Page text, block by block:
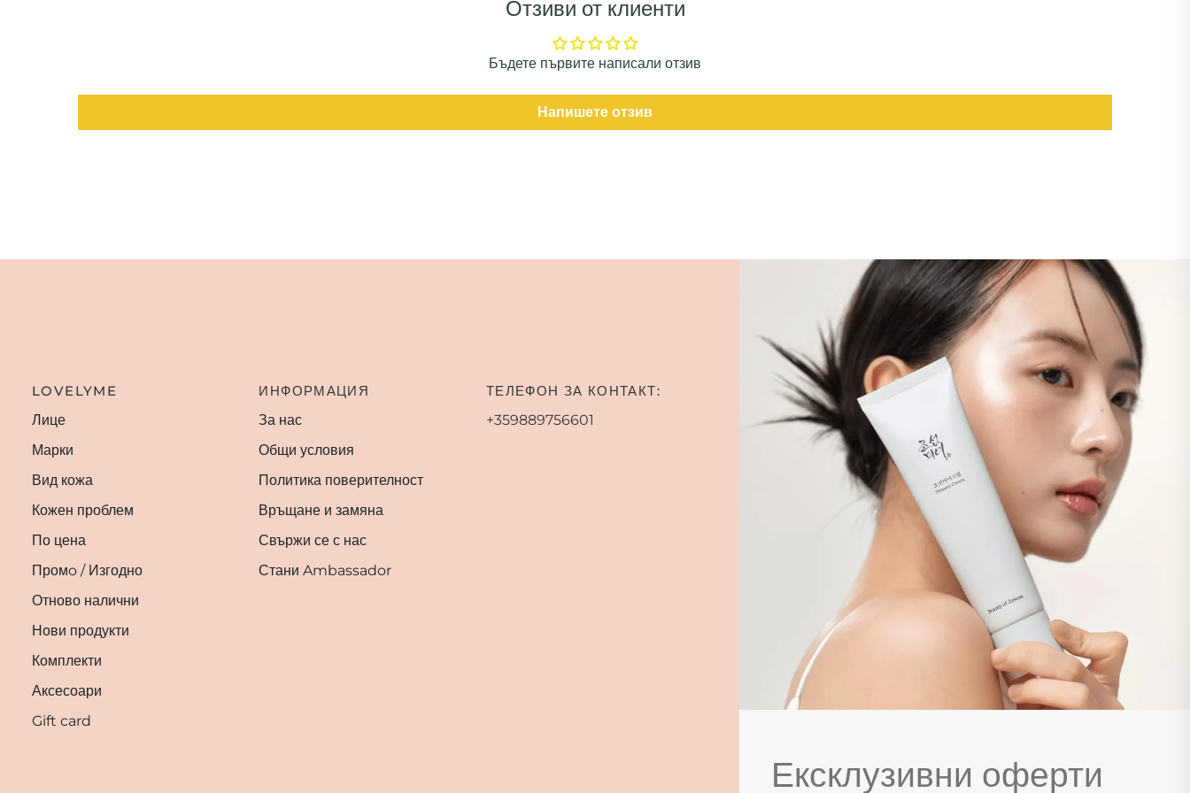
Отзиви от клиенти
Бъдете първите написали отзив
Напишете отзив
Ексклузивни оферти
LOVELYME
Лице
Марки
Вид кожа
Кожен проблем
По цена
Промo / Изгодно
Отново налични
Нови продукти
Комплекти
Аксесоари
Gift card
ИНФОРМАЦИЯ
За нас
Общи условия
Политика поверителност
Връщане и замяна
Свържи се с нас
Стани Ambassador
ТЕЛЕФОН ЗА КОНТАКТ:
+359889756601